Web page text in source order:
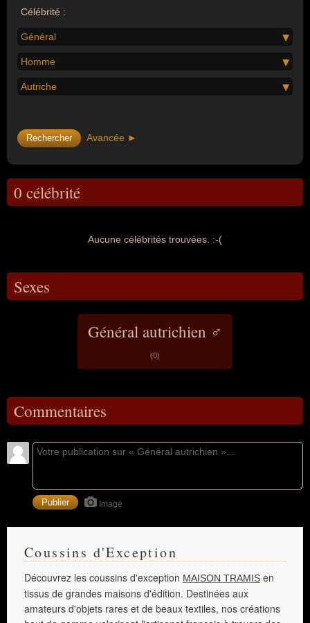
Célébrité :
Général
Homme
Autriche
Avancée ►
0 célébrité
Aucune célébrités trouvées. :-(
Sexes
Général autrichien ♂
(0)
Commentaires
Image
Coussins d'Exception
Découvrez les coussins d'exception MAISON TRAMIS en
tissus de grandes maisons d'édition. Destinées aux
amateurs d'objets rares et de beaux textiles, nos créations